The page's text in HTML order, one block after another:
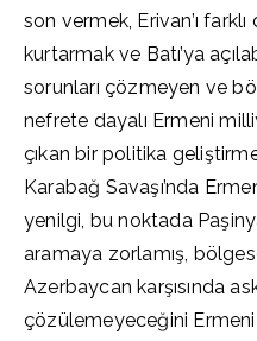
son vermek, Erivan’ı
kurtarmak ve Batı’ya
sorunları çözmeyen ve
nefrete dayalı Ermeni
çıkan bir politika
Karabağ Savaşı’nda
yenilgi, bu noktada
aramaya zorlamış,
Azerbaycan karşısında
çözülemeyeceğini